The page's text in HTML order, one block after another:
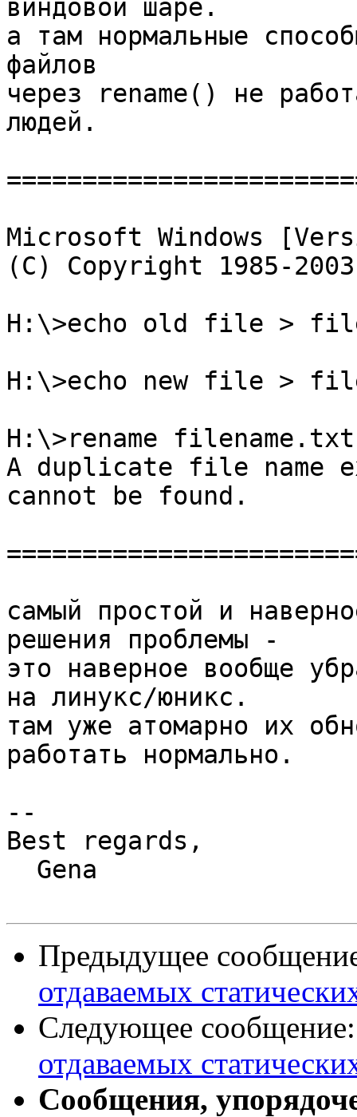
виндовой шаре.
а там нормальные
файлов
через rename() не
людей.
Microsoft Windows
(C) Copyright 1985-
H:\>echo old file >
H:\>echo new file >
H:\>rename
A duplicate file
cannot be found.
самый простой и
решения проблемы -
это наверное вообще
на линукс/юникс.
там уже атомарно их
работать нормально.
--
Best regards,
Предыдущее
отдаваемых
Следующее
отдаваемых
Сообщения,